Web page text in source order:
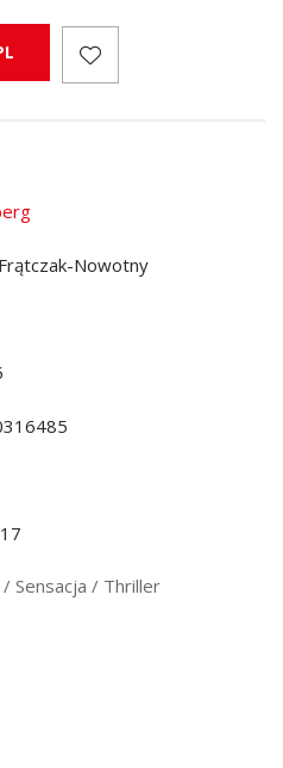
Nowotny
/ Sensacja / Thriller